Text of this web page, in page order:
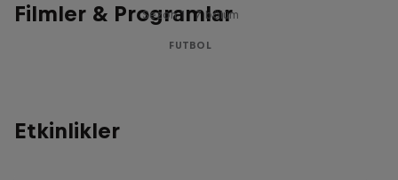
Filmler & Programlar
Sezon 1 · 7 bölüm
FUTBOL
Etkinlikler